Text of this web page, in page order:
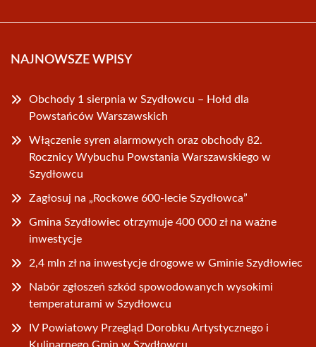
NAJNOWSZE WPISY
Obchody 1 sierpnia w Szydłowcu – Hołd dla
Powstańców Warszawskich
Włączenie syren alarmowych oraz obchody 82.
Rocznicy Wybuchu Powstania Warszawskiego w
Szydłowcu
Zagłosuj na „Rockowe 600-lecie Szydłowca”
Gmina Szydłowiec otrzymuje 400 000 zł na ważne
inwestycje
2,4 mln zł na inwestycje drogowe w Gminie Szydłowiec
Nabór zgłoszeń szkód spowodowanych wysokimi
temperaturami w Szydłowcu
IV Powiatowy Przegląd Dorobku Artystycznego i